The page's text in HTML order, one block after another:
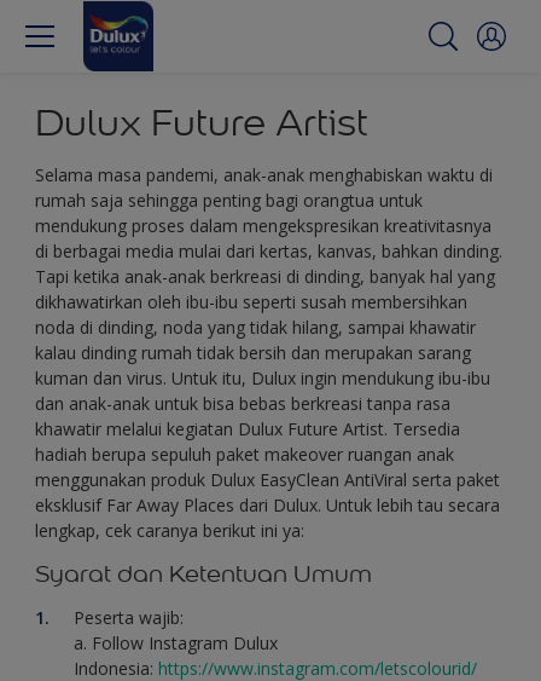
Dulux Future Artist
Selama masa pandemi, anak-anak menghabiskan waktu di
rumah saja sehingga penting bagi orangtua untuk
mendukung proses dalam mengekspresikan kreativitasnya
di berbagai media mulai dari kertas, kanvas, bahkan dinding.
Tapi ketika anak-anak berkreasi di dinding, banyak hal yang
dikhawatirkan oleh ibu-ibu seperti susah membersihkan
noda di dinding, noda yang tidak hilang, sampai khawatir
kalau dinding rumah tidak bersih dan merupakan sarang
kuman dan virus. Untuk itu, Dulux ingin mendukung ibu-ibu
dan anak-anak untuk bisa bebas berkreasi tanpa rasa
khawatir melalui kegiatan Dulux Future Artist. Tersedia
hadiah berupa sepuluh paket makeover ruangan anak
menggunakan produk Dulux EasyClean AntiViral serta paket
eksklusif Far Away Places dari Dulux. Untuk lebih tau secara
lengkap, cek caranya berikut ini ya:
Syarat dan Ketentuan Umum
Peserta wajib:
a. Follow Instagram Dulux
Indonesia: https://www.instagram.com/letscolourid/